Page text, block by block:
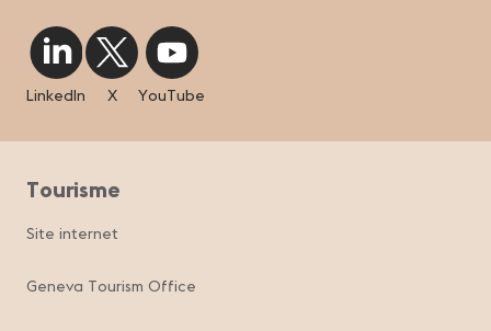
LinkedIn X YouTube
Tourisme
Site internet
Geneva Tourism Office